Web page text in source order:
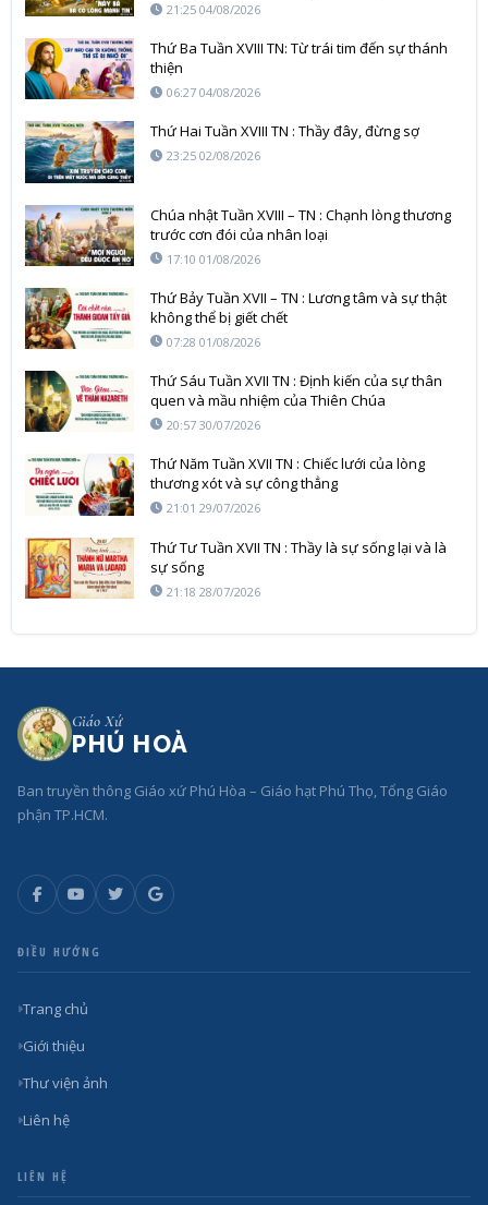
21:25 04/08/2026
Thứ Ba Tuần XVIII TN: Từ trái tim đến sự thánh
thiện
06:27 04/08/2026
Thứ Hai Tuần XVIII TN : Thầy đây, đừng sợ
23:25 02/08/2026
Chúa nhật Tuần XVIII – TN : Chạnh lòng thương
trước cơn đói của nhân loại
17:10 01/08/2026
Thứ Bảy Tuần XVII – TN : Lương tâm và sự thật
không thể bị giết chết
07:28 01/08/2026
Thứ Sáu Tuần XVII TN : Định kiến của sự thân
quen và mầu nhiệm của Thiên Chúa
20:57 30/07/2026
Thứ Năm Tuần XVII TN : Chiếc lưới của lòng
thương xót và sự công thẳng
21:01 29/07/2026
Thứ Tư Tuần XVII TN : Thầy là sự sống lại và là
sự sống
21:18 28/07/2026
Giáo Xứ
PHÚ HOÀ
Ban truyền thông Giáo xứ Phú Hòa – Giáo hạt Phú Thọ, Tổng Giáo
phận TP.HCM.
ĐIỀU HƯỚNG
Trang chủ
Giới thiệu
Thư viện ảnh
Liên hệ
LIÊN HỆ